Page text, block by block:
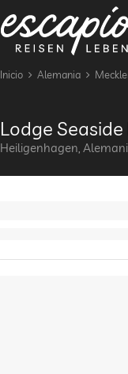
Inicio Alemania
Lodge
Heiligenhagen,